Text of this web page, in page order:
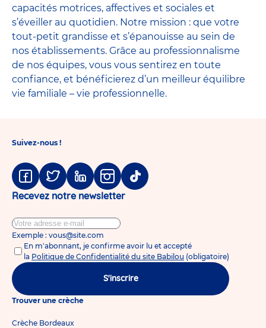
capacités motrices, affectives et sociales et
s’éveiller au quotidien. Notre mission : que votre
tout-petit grandisse et s’épanouisse au sein de
nos établissements. Grâce au professionnalisme
de nos équipes, vous vous sentirez en toute
confiance, et bénéficierez d’un meilleur équilibre
vie familiale – vie professionnelle.
Suivez-nous !
Facebook
TwitterLinkedinInstagram
Tiktok
Recevez notre newsletter
Exemple : vous@site.com
En m'abonnant, je confirme avoir lu et accepté
la Politique de Confidentialité du site Babilou (obligatoire)
S'inscrire
Trouver une crèche
Crèche Bordeaux